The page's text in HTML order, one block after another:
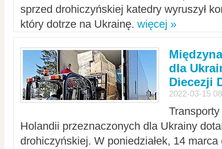
sprzed drohiczyńskiej katedry wyruszył
który dotrze na Ukrainę. więcej »
dla
Diecezji
2022-03-15
Holandii przeznaczonych dla Ukrainy
drohiczyńskiej. W poniedziałek, 14